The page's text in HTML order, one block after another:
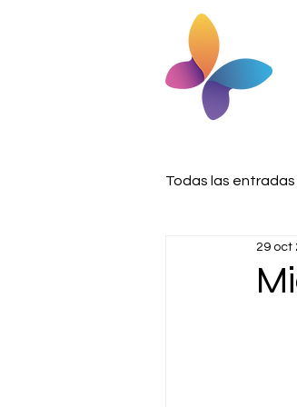
Todas las entradas
29 oct